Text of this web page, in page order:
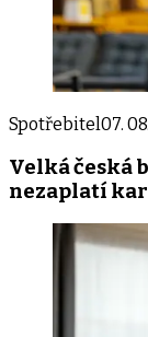
Spotřebitel07.
Velká česká
nezaplatí